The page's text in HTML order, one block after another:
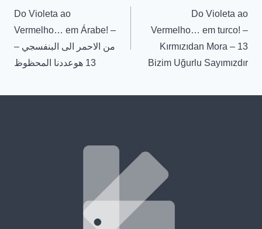
Do Violeta ao
Vermelho… em Árabe! –
من الاحمر الى البنفسجي –
13 هوعددنا المحظوظ
Do Violeta ao
Vermelho… em turco! –
Kırmızıdan Mora – 13
Bizim Uğurlu Sayımızdır